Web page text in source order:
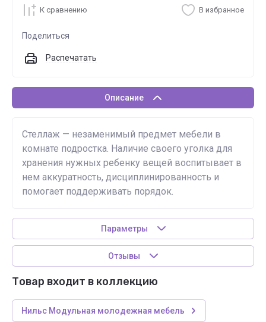
К сравнению В избранное
Поделиться
Распечатать
Описание
Стеллаж — незаменимый предмет мебели в
комнате подростка. Наличие своего уголка для
хранения нужных ребенку вещей воспитывает в
нем аккуратность, дисциплинированность и
помогает поддерживать порядок.
Параметры
Отзывы
Товар входит в коллекцию
Нильс Модульная молодежная мебель